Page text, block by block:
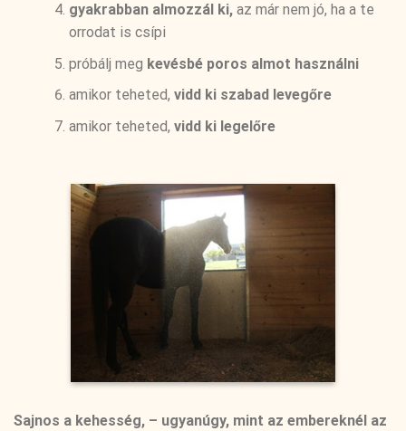
gyakrabban almozzál ki,az már nem jó, ha a te
orrodat is csípi
próbálj meg kevésbé poros almot használni
amikor teheted, vidd ki szabad levegőre
amikor teheted, vidd ki legelőre
Sajnos a kehesség, – ugyanúgy, mint az embereknél az